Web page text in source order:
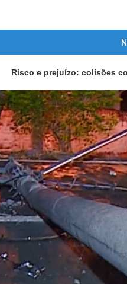
Risco e prejuízo: colisões